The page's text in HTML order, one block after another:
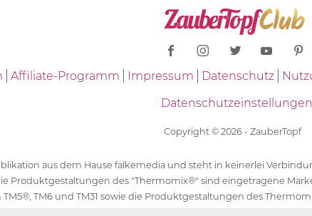
Affiliate-Programm Impressum Datenschutz
Datenschutzeinstellungen
Copyright © 2026 - ZauberTopf
aus dem Hause falkemedia und steht in keinerlei
Produktgestaltungen des "Thermomix®" sind eingetragene
TM6 und TM31 sowie die Produktgestaltungen des